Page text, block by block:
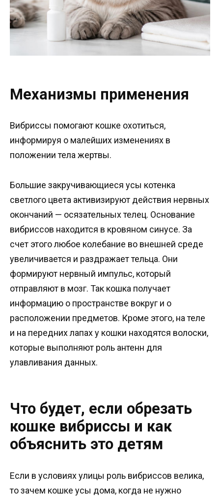
Механизмы применения
Вибриссы помогают кошке охотиться,
информируя о малейших изменениях в
положении тела жертвы.
Большие закручивающиеся усы котенка
светлого цвета активизируют действия нервных
окончаний — осязательных телец. Основание
вибриссов находится в кровяном синусе. За
счет этого любое колебание во внешней среде
увеличивается и раздражает тельца. Они
формируют нервный импульс, который
отправляют в мозг. Так кошка получает
информацию о пространстве вокруг и о
расположении предметов. Кроме этого, на теле
и на передних лапах у кошки находятся волоски,
которые выполняют роль антенн для
улавливания данных.
Что будет, если обрезать
кошке вибриссы и как
объяснить это детям
Если в условиях улицы роль вибриссов велика,
то зачем кошке усы дома, когда не нужно